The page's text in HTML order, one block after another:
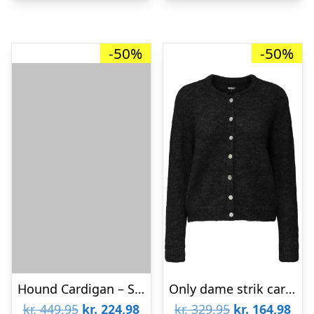
-50%
Hound Cardigan – Strik – Sort
kr.449,95 Den
kr. 224,98Den
-50%
Only dame strik cardigan ONLMAGGIE – Black
kr.329,95 Den
kr. 164,98Den